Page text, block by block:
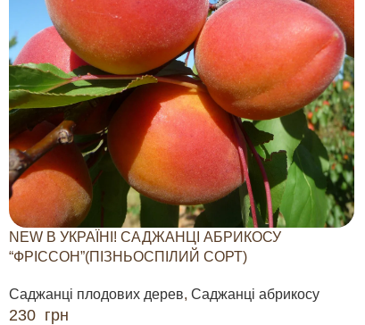
NEW В УКРАЇНІ! САДЖАНЦІ АБРИКОСУ
“ФРІССОН”(ПІЗНЬОСПІЛИЙ СОРТ)
Саджанці плодових дерев, Саджанці абрикосу
230 грн